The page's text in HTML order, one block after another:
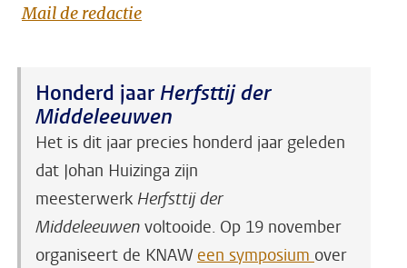
Mail de redactie
Honderd jaar Herfsttij der
Middeleeuwen
Het is dit jaar precies honderd jaar geleden
dat Johan Huizinga zijn
meesterwerk Herfsttij der
Middeleeuwen voltooide. Op 19 november
organiseert de KNAW een symposium over